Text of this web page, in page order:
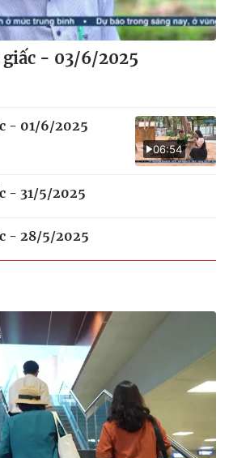
- 03/6/2025
06:54
- 01/6/2025
- 31/5/2025
- 28/5/2025